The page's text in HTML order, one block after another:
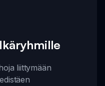
liittymään